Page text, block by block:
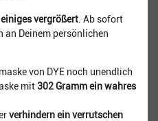
vergrößert . Ab sofort
an Deinem persönlichen
von DYE noch unendlich
mit302 Gramm ein wahres
verhindern ein verrutschen